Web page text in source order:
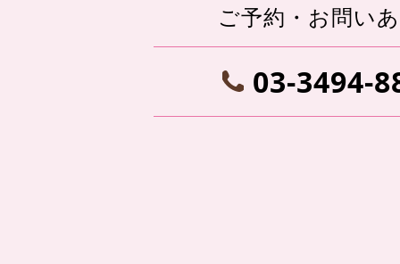
ご予約・お問い
03-3494-